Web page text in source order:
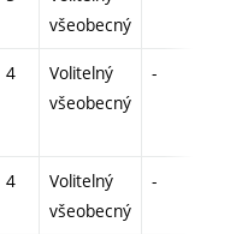
všeobecný
4
Volitelný
všeobecný
-
4
Volitelný
všeobecný
-